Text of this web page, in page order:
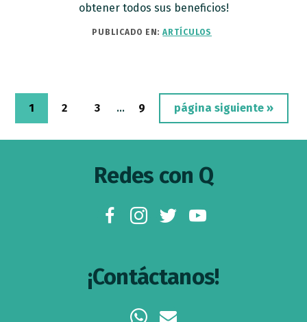
obtener todos sus beneficios!
PUBLICADO EN:ARTÍCULOS
Página
1 Página
2 Página
3
Páginas
intermedias
omitidas
… Página
9
Ir
a
página siguiente »
Redes con Q
facebookinstagramtwitteryoutube
¡Contáctanos!
whatsappenvelope